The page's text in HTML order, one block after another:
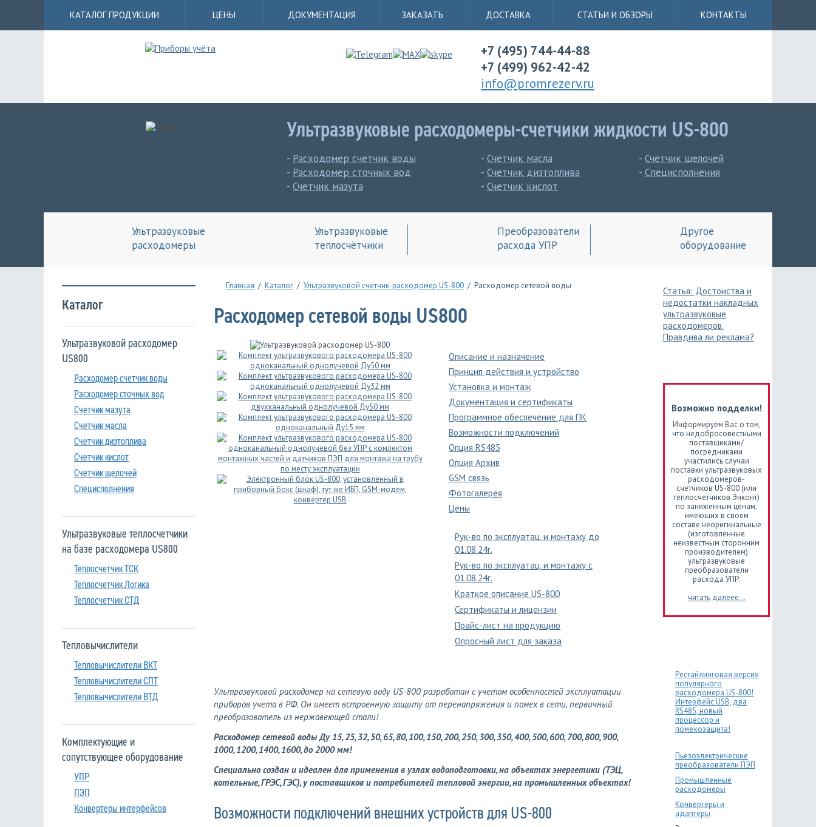
КАТАЛОГПРОДУКЦИИ ЦЕНЫ ДОКУМЕНТАЦИЯ ЗАКАЗАТЬ ДОСТАВКА СТАТЬИ И ОБЗОРЫ КОНТАКТЫ
+7 (495) 744-44-88
+7 (499) 962-42-42
info@promrezerv.ru
Ультразвуковые расходомеры-счетчики жидкости US-800
- Расходомер счетчик воды
- Расходомер сточных вод
- Счетчик мазута
- Счетчик масла
- Счетчик дизтоплива
- Счетчик кислот
- Счетчик щелочей
- Специсполнения
Ультразвуковые
расходомеры
Ультразвуковые
теплосчётчики
Преобразователи
расхода УПР
Другое
оборудование
Каталог
Ультразвуковой расходомер
US800
Расходомер счетчик воды
Расходомер сточных вод
Счетчик мазута
Счетчик масла
Счетчик дизтоплива
Счетчик кислот
Счетчик щелочей
Специсполнения
Ультразвуковые теплосчетчики
на базе расходомера US800
Теплосчетчик ТСК
Теплосчетчик Логика
Теплосчетчик СТД
Тепловычислители
Тепловычислители ВКТ
Тепловычислители СПТ
Тепловычислители ВТД
Комплектующие и
сопутствующее оборудование
УПР
ПЭП
Конвертеры интерфейсов
Главная / Каталог / Ультразвуковой счетчик-расходомер US-800 / Расходомер сетевой воды
Расходомер сетевой воды US800
Описание и назначение
Принцип действия и устройство
Установка и монтаж
Документация и сертификаты
Программное обеспечение для ПК
Возможности подключений
Опция RS485
Опция Архив
GSM связь
Фотогалерея
Цены
Рук-во по эксплуатац. и монтажу до
01.08.24г.
Рук-во по эксплуатац. и монтажу c
01.08.24г.
Краткое описание US-800
Сертификаты и лицензии
Прайс-лист на продукцию
Опросный лист для заказа
Ультразвуковой расходомер на сетевую воду US-800 разработан с учетом особенностей эксплуатации
приборов учета в РФ. Он имеет встроенную защиту от перенапряжения и помех в сети, первичный
преобразователь из нержавеющей стали!
Расходомер сетевой воды Ду 15, 25, 32, 50, 65, 80, 100, 150, 200, 250, 300, 350, 400, 500, 600, 700, 800, 900,
1000, 1200, 1400, 1600, до 2000 мм!
Специально создан и идеален для применения в узлах водоподготовки, на объектах энергетики (ТЭЦ,
котельные, ГРЭС, ГЭС), у поставщиков и потребителей тепловой энергии, на промышленных объектах!
Возможности подключений внешних устройств для US-800
Статья: Достоиства и
недостатки накладных
ультразвуковые
расходомеров.
Правдива ли реклама?
Возможно подделки!
Информируем Вас о том,
что недобросовестными
поставщиками/
посредниками
участились случаи
поставки ультразвуковых
расходомеров-
счетчиков US-800 (или
теплосчетчиков Энконт)
по заниженным ценам,
имеющих в своем
составе неоригинальные
(изготовленные
неизвестным сторонним
производителем)
ультразвуковые
преобразователи
расхода УПР.
читать далеее...
Рестайлинговая версия
популярного
расходомера US-800!
Интерфейс USB, два
RS485, новый
процессор и
помехозащита!
Пьезоэлектрические
преобразователи ПЭП
Промышленные
расходомеры
Конвертеры и
адаптеры